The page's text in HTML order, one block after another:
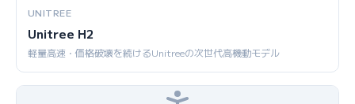
UNITREE
Unitree H2
軽量高速・価格破壊を続けるUnitreeの次世代高機動モデル